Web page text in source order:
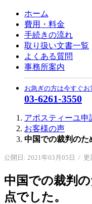
ホーム
費用・料金
手続きの流れ
取り扱い文書一覧
よくある質問
事務所案内
お急ぎの方は今すぐお
03-6261-3550
アポスティーユ申
お客様の声
中国での裁判のた
公開日: 2021年03月05日 / 更
中国での裁判
点でした。